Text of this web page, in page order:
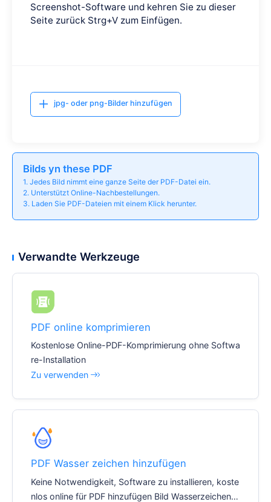
Screenshot-Software und kehren Sie zu dieser
Seite zurück Strg+V zum Einfügen.
jpg- oder png-Bilder hinzufügen
Bilds yn these PDF
1. Jedes Bild nimmt eine ganze Seite der PDF-Datei ein.
2. Unterstützt Online-Nachbestellungen.
3. Laden Sie PDF-Dateien mit einem Klick herunter.
Verwandte Werkzeuge
PDF online komprimieren
Kostenlose Online-PDF-Komprimierung ohne Softwa
re-Installation
Zu verwenden
PDF Wasser zeichen hinzufügen
Keine Notwendigkeit, Software zu installieren, koste
nlos online für PDF hinzufügen Bild Wasserzeichen o